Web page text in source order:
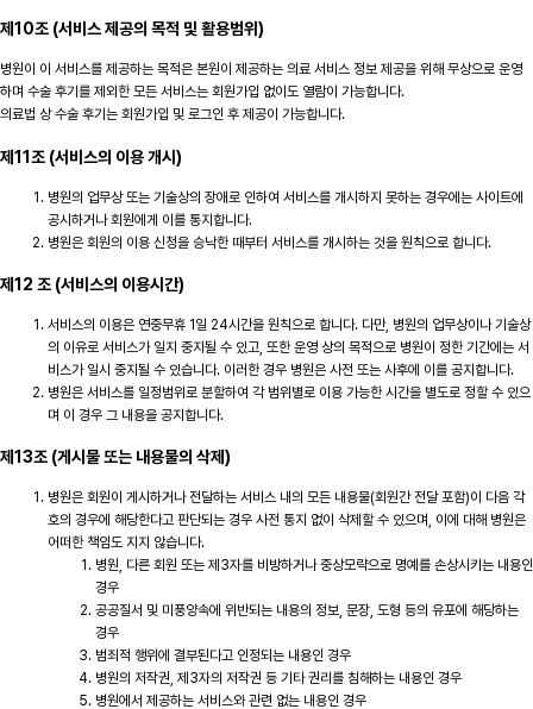
제10조 (서비스 제공의 목적 및 활용범위)
병원이 이 서비스를 제공하는 목적은 본원이 제공하는 의료 서비스 정보 제공을 위해 무상으로 운영
하며 수술 후기를 제외한 모든 서비스는 회원가입 없이도 열람이 가능합니다.
의료법 상 수술 후기는 회원가입 및 로그인 후 제공이 가능합니다.
제11조 (서비스의 이용 개시)
병원의 업무상 또는 기술상의 장애로 인하여 서비스를 개시하지 못하는 경우에는 사이트에
공시하거나 회원에게 이를 통지합니다.
병원은 회원의 이용 신청을 승낙한 때부터 서비스를 개시하는 것을 원칙으로 합니다.
제12 조 (서비스의 이용시간)
서비스의 이용은 연중무휴 1일 24시간을 원칙으로 합니다. 다만, 병원의 업무상이나 기술상
의 이유로 서비스가 일지 중지될 수 있고, 또한 운영 상의 목적으로 병원이 정한 기간에는 서
비스가 일시 중지될 수 있습니다. 이러한 경우 병원은 사전 또는 사후에 이를 공지합니다.
병원은 서비스를 일정범위로 분할하여 각 범위별로 이용 가능한 시간을 별도로 정할 수 있으
며 이 경우 그 내용을 공지합니다.
제13조 (게시물 또는 내용물의 삭제)
병원은 회원이 게시하거나 전달하는 서비스 내의 모든 내용물(회원간 전달 포함)이 다음 각
호의 경우에 해당한다고 판단되는 경우 사전 통지 없이 삭제할 수 있으며, 이에 대해 병원은
어떠한 책임도 지지 않습니다.
병원, 다른 회원 또는 제3자를 비방하거나 중상모략으로 명예를 손상시키는 내용인
경우
공공질서 및 미풍양속에 위반되는 내용의 정보, 문장, 도형 등의 유포에 해당하는
경우
범죄적 행위에 결부된다고 인정되는 내용인 경우
병원의 저작권, 제3자의 저작권 등 기타 권리를 침해하는 내용인 경우
병원에서 제공하는 서비스와 관련 없는 내용인 경우